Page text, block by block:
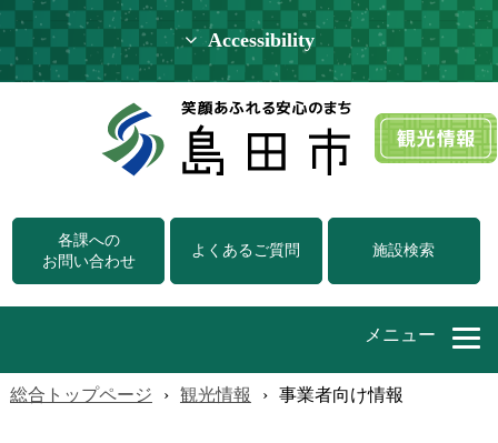
Accessibility
各課への
お問い合わせ
よくあるご質問 施設検索
メニュー
総合トップページ › 観光情報 › 事業者向け情報